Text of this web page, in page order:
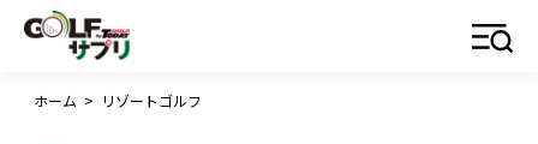
ホーム > リゾートゴルフ